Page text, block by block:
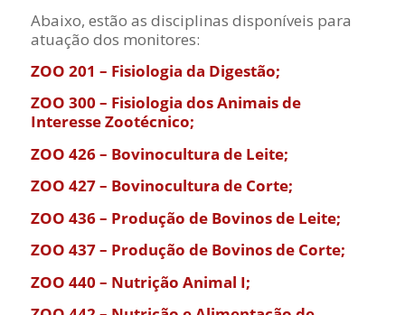
Abaixo, estão as disciplinas disponíveis para
atuação dos monitores:
ZOO 201 – Fisiologia da Digestão;
ZOO 300 – Fisiologia dos Animais de
Interesse Zootécnico;
ZOO 426 – Bovinocultura de Leite;
ZOO 427 – Bovinocultura de Corte;
ZOO 436 – Produção de Bovinos de Leite;
ZOO 437 – Produção de Bovinos de Corte;
ZOO 440 – Nutrição Animal I;